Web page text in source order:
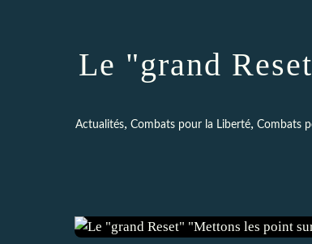
Le "grand
Actualités, Combats pour la Liberté, Combats